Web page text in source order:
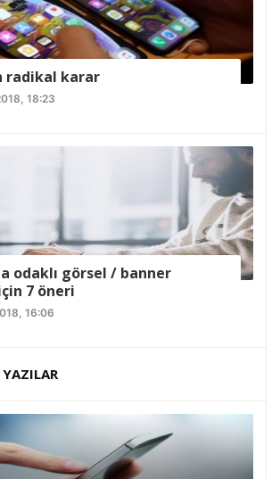
radikal karar
18:23
odaklı görsel / banner
7 öneri
16:06
YAZILAR